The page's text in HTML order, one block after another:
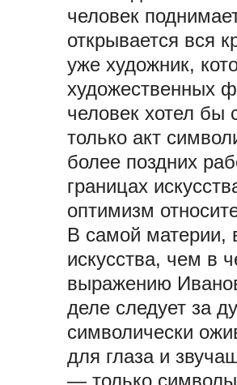
человек
открывается вся
уже художник,
художественных
человек хотел бы
только акт
более поздних
границах
оптимизм
В самой материи,
искусства, чем в
выражению
деле следует за
символически
для глаза и
— только